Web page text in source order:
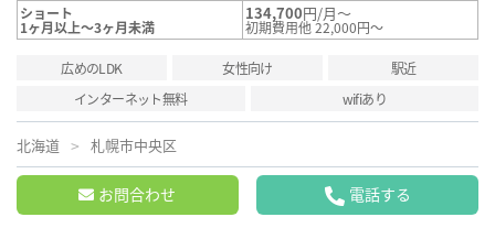
ショート
1ヶ月以上～3ヶ月未満
134,700円/月～
初期費用他 22,000円～
広めのLDK 女性向け
駅近
インターネット無料
wifiあり
北海道 札幌市中央区
お問合わせ 電話する